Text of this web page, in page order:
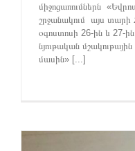
միջոցառումներն
շրջանակում այս տարի
օգոստոսի 26-ին և 27-
նյութական
մասին» [...]